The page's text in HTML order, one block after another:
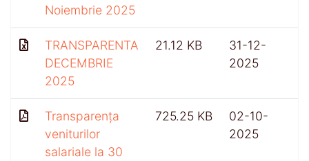
Noiembrie 2025
TRANSPARENTA
DECEMBRIE
2025
21.12 KB
31-12-
2025
Transparența
veniturilor
salariale la 30
725.25 KB
02-10-
2025